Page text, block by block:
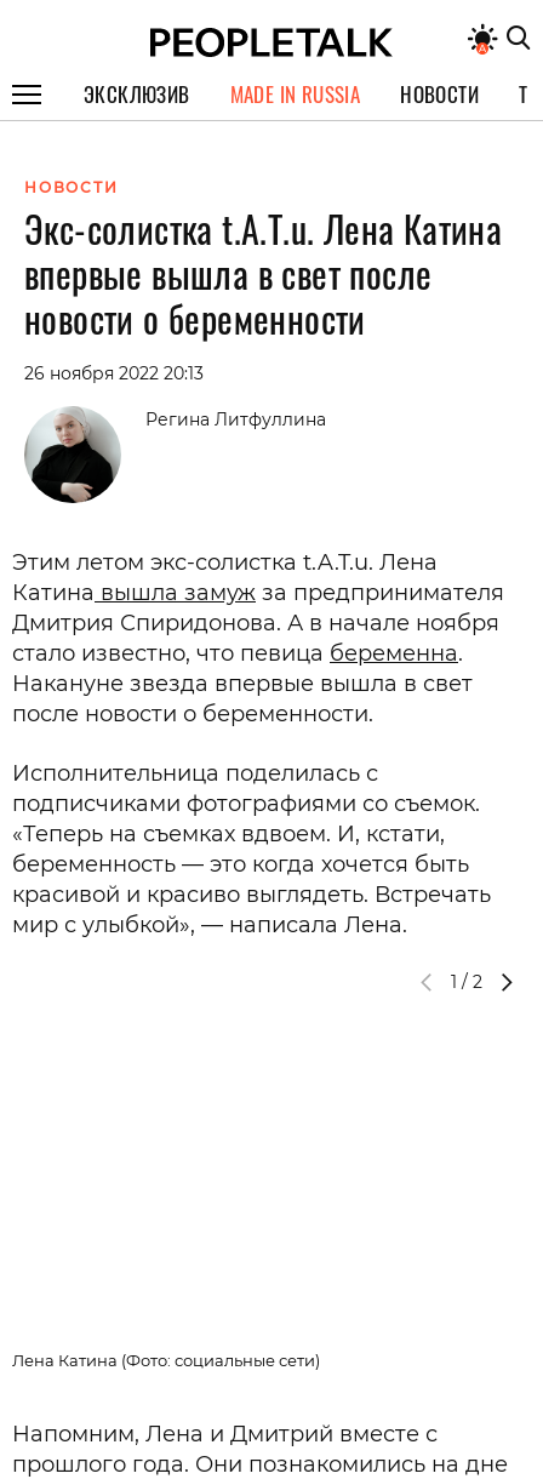
ЭКСКЛЮЗИВ
СПЕЦПРОЕКТЫ
ИНТЕРВЬЮ
ПОКОЛЕНИЕ
MADE IN RUSSIA НОВОСТИ
НОВОСТИ
Экс-солистка t.A.T.u. Лена Катина
впервые вышла в свет после
новости о беременности
26 ноября 2022 20:13
Регина Литфуллина
Этим летом экс-солистка t.A.T.u. Лена
Катина вышла замуж за предпринимателя
Дмитрия Спиридонова. А в начале ноября
стало известно, что певица беременна.
Накануне звезда впервые вышла в свет
после новости о беременности.
Исполнительница поделилась с
подписчиками фотографиями со съемок.
«Теперь на съемках вдвоем. И, кстати,
беременность — это когда хочется быть
красивой и красиво выглядеть. Встречать
мир с улыбкой», — написала Лена.
1 / 2
Лена Катина (Фото: социальные сети)
Напомним, Лена и Дмитрий вместе с
прошлого года. Они познакомились на дне